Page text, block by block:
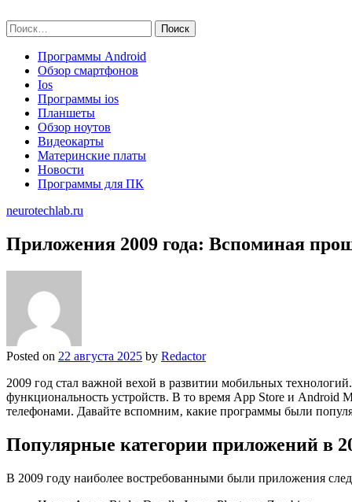
to
content
Найти:
Программы Android
Обзор смартфонов
Ios
Программы ios
Планшеты
Обзор ноутов
Видеокарты
Материнские платы
Новости
Программы для ПК
neurotechlab.ru
Приложения 2009 года: Вспоминая
Posted on 22 августа 2025 by Redactor
2009 год стал важной вехой в развитии мобильных
функциональность устройств. В то время App Store и Android
телефонами. Давайте вспомним‚ какие программы были
Популярные категории приложений в
В 2009 году наиболее востребованными были приложения